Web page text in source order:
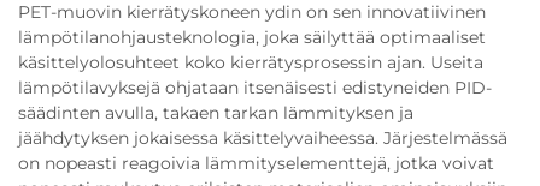
PET-muovin kierrätyskoneen ydin on sen innovatiivinen
lämpötilanohjausteknologia, joka säilyttää optimaaliset
käsittelyolosuhteet koko kierrätysprosessin ajan. Useita
lämpötilavyksejä ohjataan itsenäisesti edistyneiden PID-
säädinten avulla, takaen tarkan lämmityksen ja
jäähdytyksen jokaisessa käsittelyvaiheessa. Järjestelmässä
on nopeasti reagoivia lämmityselementtejä, jotka voivat